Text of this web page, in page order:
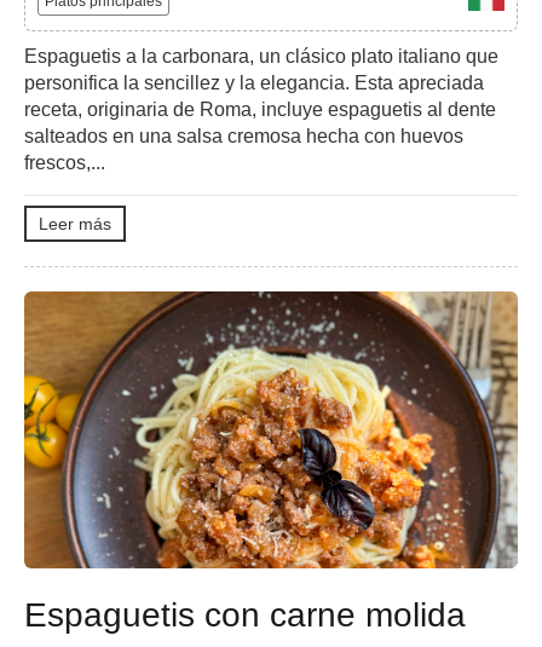
Espaguetis a la carbonara, un clásico plato italiano que
personifica la sencillez y la elegancia. Esta apreciada
receta, originaria de Roma, incluye espaguetis al dente
salteados en una salsa cremosa hecha con huevos
frescos,...
Leer más
Espaguetis con carne molida